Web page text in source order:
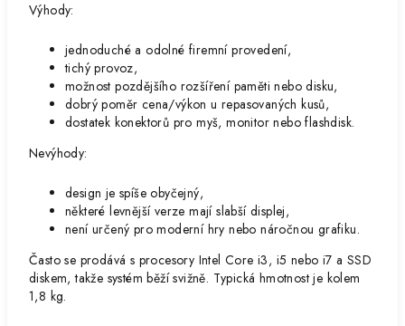
Výhody:
jednoduché a odolné firemní provedení,
tichý provoz,
možnost pozdějšího rozšíření paměti nebo disku,
dobrý poměr cena/výkon u repasovaných kusů,
dostatek konektorů pro myš, monitor nebo flashdisk.
Nevýhody:
design je spíše obyčejný,
některé levnější verze mají slabší displej,
není určený pro moderní hry nebo náročnou grafiku.
Často se prodává s procesory Intel Core i3, i5 nebo i7 a SSD
diskem, takže systém běží svižně. Typická hmotnost je kolem
1,8 kg.